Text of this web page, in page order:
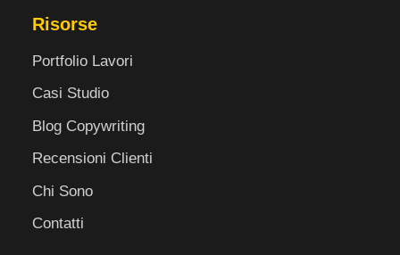
Risorse
Portfolio Lavori
Casi Studio
Blog Copywriting
Recensioni Clienti
Chi Sono
Contatti